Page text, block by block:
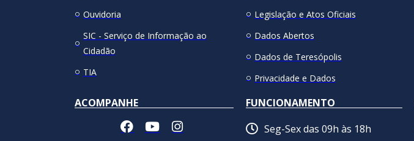
Ouvidoria
SIC - Serviço de Informação ao
Cidadão
TIA
Legislação e Atos Oficiais
Dados Abertos
Dados de Teresópolis
Privacidade e Dados
ACOMPANHE
FUNCIONAMENTO
Seg-Sex das 09h às 18h